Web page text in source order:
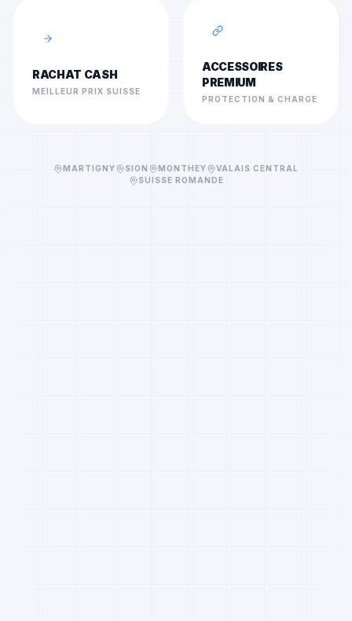
RACHAT CASH
MEILLEUR PRIX SUISSE
ACCESSOIRES
PREMIUM
PROTECTION & CHARGE
MARTIGNY SION MONTHEY
VALAIS CENTRAL
SUISSE ROMANDE